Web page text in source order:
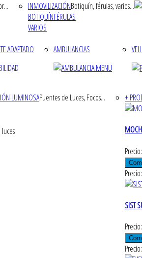
INMOVILIZACIÓNBotiquín, férulas, varios...
BOTIQUÍNFÉRULAS
VARIOS
ADAPTADO AMBULANCIAS
LUMINOSAPuentes de Luces, Focos... +
SIST